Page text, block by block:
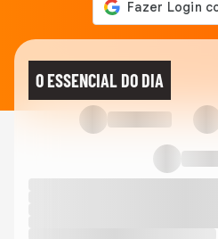
O ESSENCIAL DO DIA